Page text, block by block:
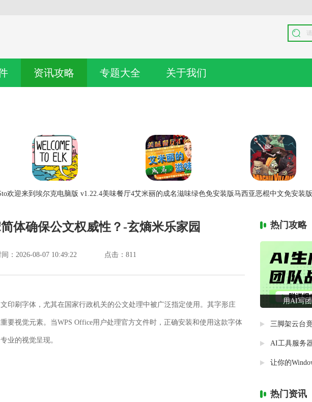
资讯攻略 专题大全 关于我们
欢迎来到埃尔克电脑版 v1.22.4美味餐厅4艾米丽的成名滋味绿色免安装版马西亚恶棍中文免安装版
体确保公文权威性？-玄熵米乐家园
：2026-08-07 10:49:22 点击： 811
印刷字体，尤其在国家行政机关的公文处理中被广泛指定使用。其字形庄
要视觉元素。当WPS Office用户处理官方文件时，正确安装和使用这款字体
业的视觉呈现。
热门攻略
热门资讯